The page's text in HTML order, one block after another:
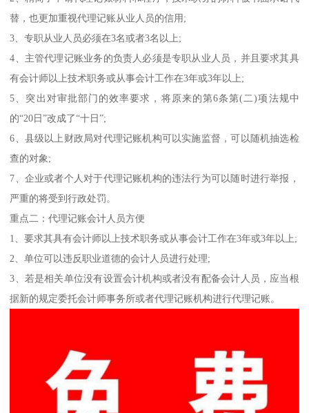
替，也更加重视代理记账从业人员的信用;
3、专职从业人员必须在3名或者3名以上;
4、主管代理记账业务的负责人必须是专职从业人员，并且要求其具
有会计师以上技术职务或从事会计工作在3年或3年以上;
5、突出对审批部门的效率要求，将原来的第6条第(二)项法规中
的“20日”改成了“十日”;
6、县级以上财政局对代理记账机构可以实施监督，可以随机抽选检
查的对象;
7、企业或者个人对于代理记账机构的违法行为可以随时进行举报，
严重的将受到行政处罚。
重点二：代理记账会计人员方便
1、要求其具有会计师以上技术职务或从事会计工作在3年或3年以上;
2、单位可以违反职业道德的会计人员进行处理;
3、若是相关单位没有设置会计机构或者没有配备会计人员，应当根
据新的规定委托会计师事务所或者代理记账机构进行代理记账。